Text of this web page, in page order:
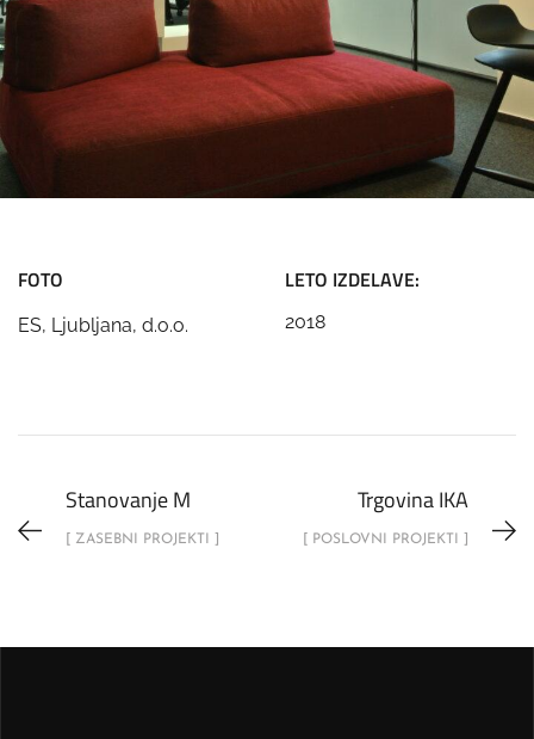
FOTO
ES, Ljubljana, d.o.o.
LETO IZDELAVE:
2018
Stanovanje M
[ ZASEBNI PROJEKTI ]
Trgovina IKA
[ POSLOVNI PROJEKTI ]